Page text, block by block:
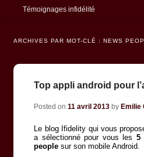
Témoignages infidélité
ARCHIVES PAR MOT-CLÉ :NEWS
Top appli android pour
Posted on11 avril 2013 byEmilie
Le blog Ifidelity qui vous
a sélectionné pour vous les 5
people sur son mobile Android.